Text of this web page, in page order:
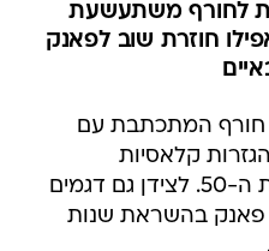
לחורף משתעשעת
חוזרת שוב לפאנק
חורף המתכתבת עם
קלאסיות
ומעודנות, עם קריצה לשנות ה-50. לצידן גם דגמים
פאנק בהשראת שנות